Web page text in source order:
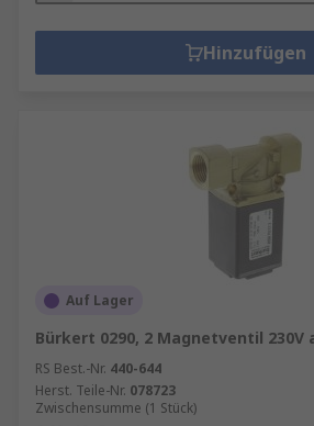
Hinzufügen
Auf Lager
Bürkert 0290, 2 Magnetventil 230V
RS Best.-Nr. 440-644
Herst. Teile-Nr. 078723
Zwischensumme (1 Stück)